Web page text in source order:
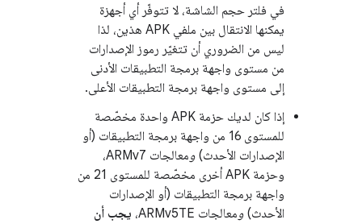
في فلتر حجم الشاشة، لا تتوفّر أي أجهزة
يمكنها الانتقال بين ملفي APK هذين، لذا
ليس من الضروري أن تتغيّر رموز الإصدارات
من مستوى واجهة برمجة التطبيقات الأدنى
إلى مستوى واجهة برمجة التطبيقات الأعلى.
إذا كان لديك حزمة APK واحدة مخصّصة
للمستوى 16 من واجهة برمجة التطبيقات (أو
الإصدارات الأحدث)و
معالجات ARMv7،
وحزمة APK أخرى مخصّصة للمستوى 21 من
واجهة برمجة التطبيقات (أو الإصدارات
الأحدث)ومعالجات ARMv5TE،
يجب أن